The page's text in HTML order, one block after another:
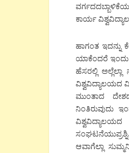
ಕಾರ್ಯ
ಹಾಗಂತ ಇದನ್ನು
ಯಾಕೆಂದರೆ ಇಂದು
ಹೆಸರಲ್ಲಿ
ವಿಶ್ವವಿದ್ಯಾಲಯದ
ಮುಂತಾದ
ನಿಂತಿರುವುದು
ಆವಾಗೆಲ್ಲಾ